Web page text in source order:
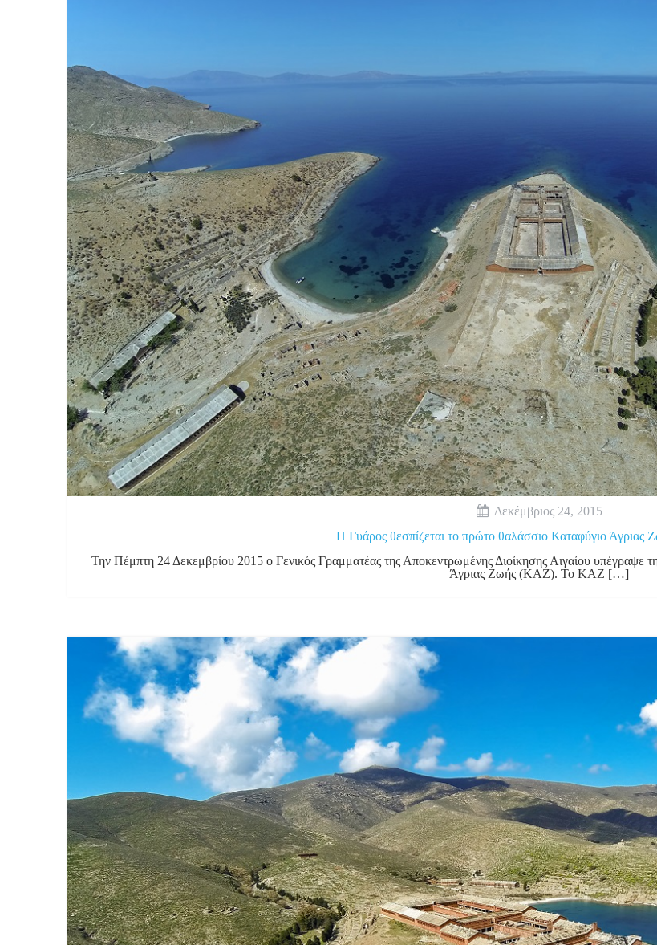
Δεκέμβριος 24, 2015
Η Γυάρος θεσπίζεται το πρώτο θαλάσσιο Καταφύγιο Άγριας
Την Πέμπτη 24 Δεκεμβρίου 2015 ο Γενικός Γραμματέας της Αποκεντρωμένης Διοίκησης Αιγαίου
Άγριας Ζωής (ΚΑΖ). Το ΚΑΖ […]